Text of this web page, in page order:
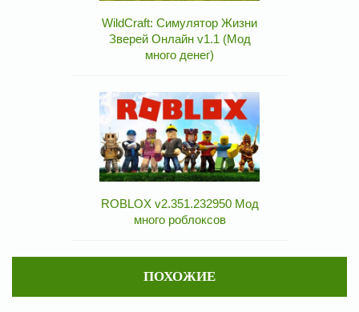
WildCraft: Симулятор Жизни
Зверей Онлайн v1.1 (Мод
много денег)
ROBLOX v2.351.232950 Мод
много роблоксов
ПОХОЖИЕ